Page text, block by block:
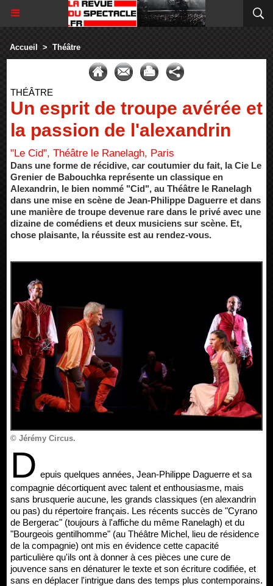
Accueil > Théâtre
THÉÂTRE
Un esprit de troupe avérée et
la passion de l'alexandrin
"Le Cid", Théâtre le Ranelagh, Paris
Dans une forme de récidive, car coutumier du fait, la Cie Le
Grenier de Babouchka représente un classique en
Alexandrin, le bien nommé "Cid", au Théâtre le Ranelagh
dans une mise en scène de Jean-Philippe Daguerre et dans
une manière de troupe devenue rare dans le privé avec une
dizaine de comédiens et deux musiciens sur scène. Et,
chose plaisante, la réussite est au rendez-vous.
© Jérémy Circus.
D epuis quelques années, Jean-Philippe Daguerre et sa
compagnie décortiquent avec talent et enthousiasme, mais
sans brusquerie aucune, les grands classiques (en alexandrin
ou pas) du répertoire français. Les récents succès de "Cyrano
de Bergerac" (toujours à l'affiche du même Ranelagh) et du
"Bourgeois gentilhomme" (au Théâtre Michel, lieu de résidence
de la compagnie) ont mis en évidence cette capacité
particulière qu'ils ont à donner à ces pièces une cure de
jouvence sans en dénaturer le texte et son écriture codifiée, et
sans en déplacer l'intrigue dans des temps plus contemporains.